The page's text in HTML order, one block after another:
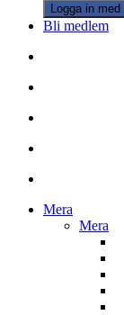
Logga in med
Bli medlem
Mera
Mera